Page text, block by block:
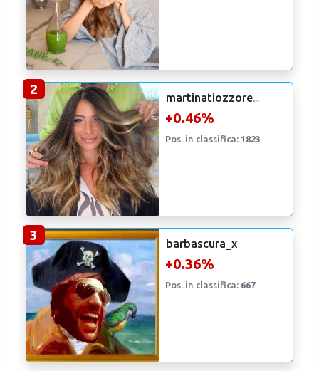
2
martinatiozzore...
+0.46%
Pos. in classifica:
3
barbascura_x
+0.36%
Pos. in classifica: